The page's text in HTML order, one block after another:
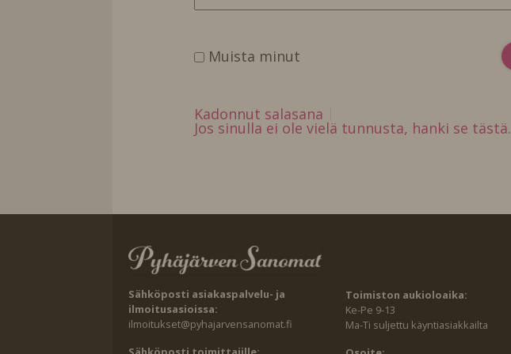
Muista minut
Kadonnut salasana
Jos sinulla ei ole vielä tunnusta, hanki se tästä.
Sähköposti asiakaspalvelu- ja
ilmoitusasioissa:
ilmoitukset@pyhajarvensanomat.fi
Toimiston aukioloaika:
Ke-Pe 9-13
Ma-Ti suljettu käyntiasiakkailta